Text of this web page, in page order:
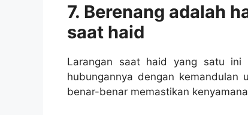
7. Berenang adalah
saat haid
Larangan saat haid yang satu
hubungannya dengan
benar-benar memastikan